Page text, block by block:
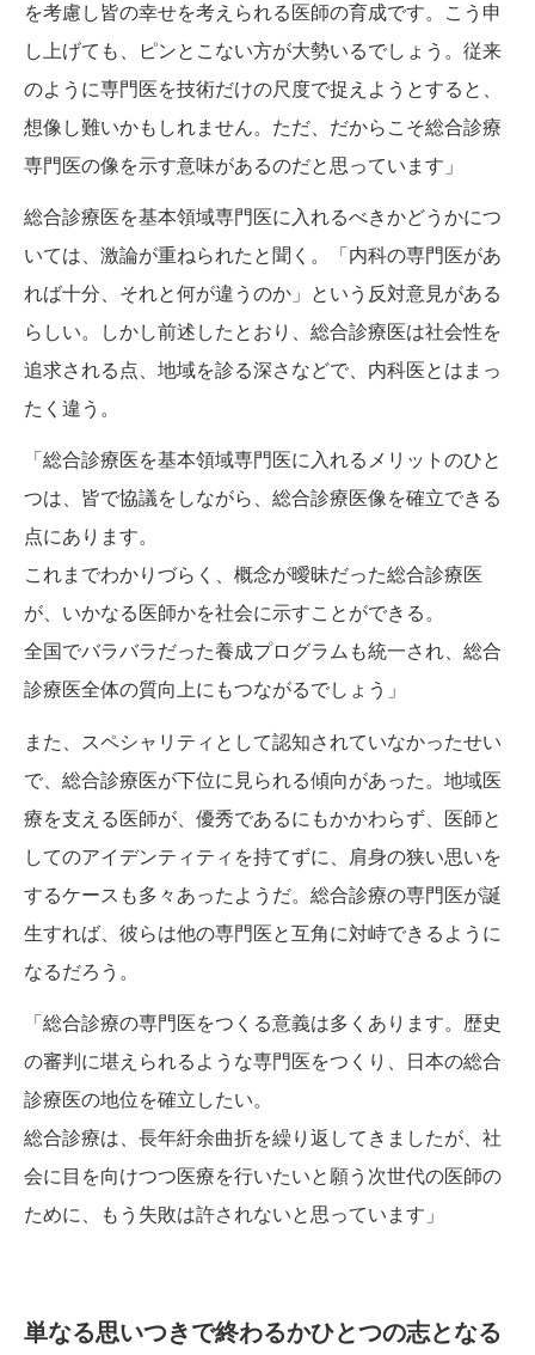
を考慮し皆の幸せを考えられる医師の育成です。こう申
し上げても、ピンとこない方が大勢いるでしょう。従来
のように専門医を技術だけの尺度で捉えようとすると、
想像し難いかもしれません。ただ、だからこそ総合診療
専門医の像を示す意味があるのだと思っています」
総合診療医を基本領域専門医に入れるべきかどうかにつ
いては、激論が重ねられたと聞く。「内科の専門医があ
れば十分、それと何が違うのか」という反対意見がある
らしい。しかし前述したとおり、総合診療医は社会性を
追求される点、地域を診る深さなどで、内科医とはまっ
たく違う。
「総合診療医を基本領域専門医に入れるメリットのひと
つは、皆で協議をしながら、総合診療医像を確立できる
点にあります。
これまでわかりづらく、概念が曖昧だった総合診療医
が、いかなる医師かを社会に示すことができる。
全国でバラバラだった養成プログラムも統一され、総合
診療医全体の質向上にもつながるでしょう」
また、スペシャリティとして認知されていなかったせい
で、総合診療医が下位に見られる傾向があった。地域医
療を支える医師が、優秀であるにもかかわらず、医師と
してのアイデンティティを持てずに、肩身の狭い思いを
するケースも多々あったようだ。総合診療の専門医が誕
生すれば、彼らは他の専門医と互角に対峙できるように
なるだろう。
「総合診療の専門医をつくる意義は多くあります。歴史
の審判に堪えられるような専門医をつくり、日本の総合
診療医の地位を確立したい。
総合診療は、長年紆余曲折を繰り返してきましたが、社
会に目を向けつつ医療を行いたいと願う次世代の医師の
ために、もう失敗は許されないと思っています」
単なる思いつきで終わるかひとつの志となる